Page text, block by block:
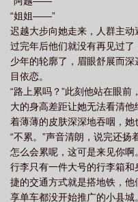
“姐姐——”
迟越大步向她走来，人群主动
过完年后他们就没有再见过
少年的轮廓了，眉眼舒展而
目依恋。
“路上累吗？”此刻他站在眼
大的身高差距让她无法看清
着薄薄的皮肤深深地吞咽，她
“不累。”声音清朗，说完还扬
怎么会累呢，这可是来见你啊。
行李只有一件大号的行李箱
捷的交通方式就是搭地铁，
享单车都没开始推广的小县城。